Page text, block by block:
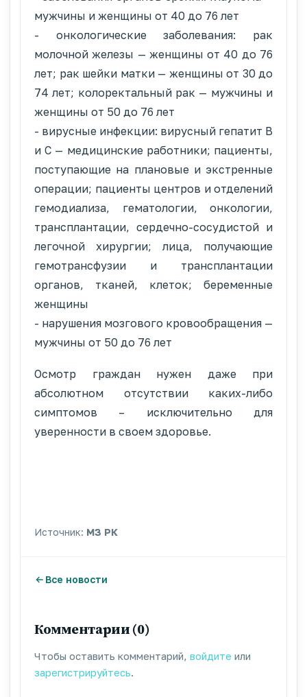
мужчины и женщины от 40 до 76 лет
- онкологические заболевания: рак
молочной железы — женщины от 40 до 76
лет; рак шейки матки — женщины от 30 до
74 лет; колоректальный рак — мужчины и
женщины от 50 до 76 лет
- вирусные инфекции: вирусный гепатит В
и С — медицинские работники; пациенты,
поступающие на плановые и экстренные
операции; пациенты центров и отделений
гемодиализа, гематологии, онкологии,
трансплантации, сердечно-сосудистой и
легочной хирургии; лица, получающие
гемотрансфузии и трансплантации
органов, тканей, клеток; беременные
женщины
- нарушения мозгового кровообращения —
мужчины от 50 до 76 лет
Осмотр граждан нужен даже при
абсолютном отсутствии каких-либо
симптомов – исключительно для
уверенности в своем здоровье.
Источник: МЗ РК
Все новости
Комментарии (0)
Чтобы оставить комментарий, войдите или
зарегистрируйтесь